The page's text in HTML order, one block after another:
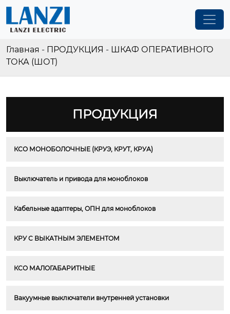
Главная - ПРОДУКЦИЯ - ШКАФ ОПЕРАТИВНОГО
ТОКА (ШОТ)
ПРОДУКЦИЯ
КСО МОНОБОЛОЧНЫЕ (КРУЭ, КРУТ, КРУА)
Выключатель и привода для моноблоков
Кабельные адаптеры, ОПН для моноблоков
КРУ С ВЫКАТНЫМ ЭЛЕМЕНТОМ
КСО МАЛОГАБАРИТНЫЕ
Вакуумные выключатели внутренней установки